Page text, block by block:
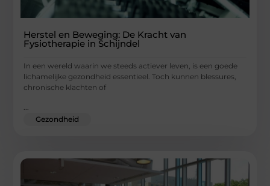
Herstel en Beweging: De Kracht van
Fysiotherapie in Schijndel
In een wereld waarin we steeds actiever leven, is een goede
lichamelijke gezondheid essentieel. Toch kunnen blessures,
chronische klachten of
Gezondheid